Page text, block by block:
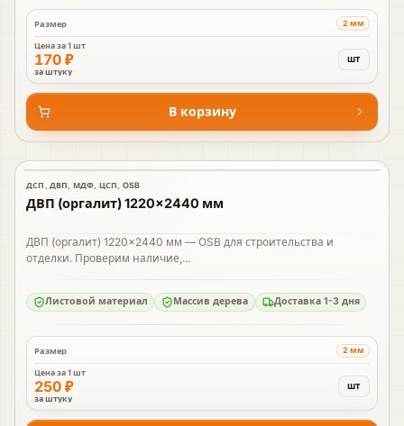
Размер 2 мм
Цена за1 шт
170 ₽
за штуку
шт
В корзину
В наличии
ДСП, ДВП, МДФ, ЦСП, OSB
ДВП (оргалит) 1220×2440 мм
ДВП (оргалит) 1220×2440 мм — OSB для строительства и
отделки. Проверим наличие,...
Листовой материал Массив дерева Доставка 1-3 дня
Размер 2 мм
Цена за1 шт
250 ₽
за штуку
шт